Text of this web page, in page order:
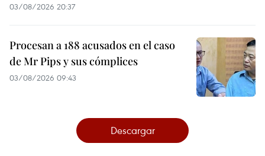
03/08/2026 20:37
Procesan a 188 acusados en el caso
de Mr Pips y sus cómplices
03/08/2026 09:43
Descargar